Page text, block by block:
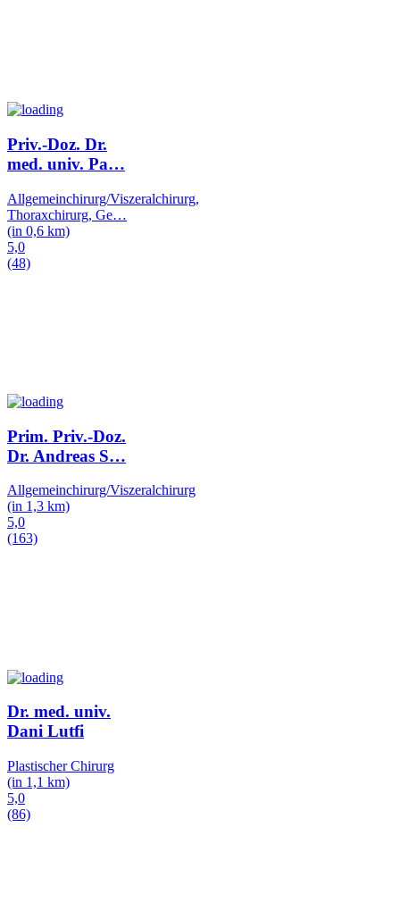
Priv.-Doz. Dr.
med. univ. Pa…
Allgemeinchirurg/Viszeralchirurg,
Thoraxchirurg, Ge…
(in 0,6 km)
5,0
(48)
Prim. Priv.-Doz.
Dr. Andreas S…
Allgemeinchirurg/Viszeralchirurg
(in 1,3 km)
5,0
(163)
Dr. med. univ.
Dani Lutfi
Plastischer Chirurg
(in 1,1 km)
5,0
(86)